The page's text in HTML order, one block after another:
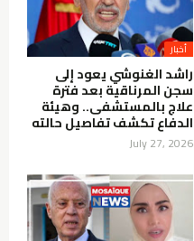
أخبار
راشد الغنوشي يعود إلى
سجن المرناقية بعد فترة
علاج بالمستشفى.. وهيئة
الدفاع تكشف تفاصيل حالته
July 27, 2026